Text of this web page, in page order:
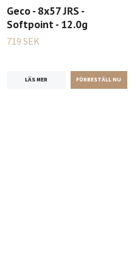
Geco - 8x57 JRS -
Softpoint - 12.0g
719 SEK
LÄS MER